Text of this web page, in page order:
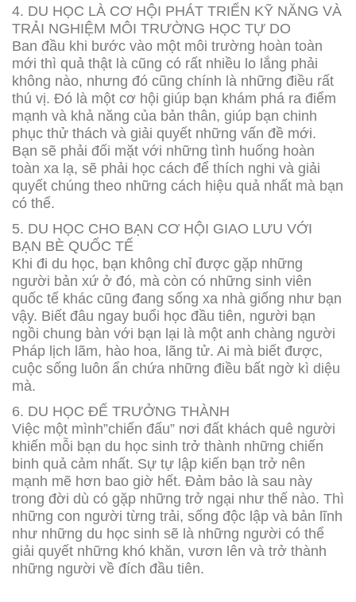
4. DU HỌC LÀ CƠ HỘI PHÁT TRIỂN KỸ NĂNG VÀ
TRẢI NGHIỆM MÔI TRƯỜNG HỌC TỰ DO
Ban đầu khi bước vào một môi trường hoàn toàn
mới thì quả thật là cũng có rất nhiều lo lắng phải
không nào, nhưng đó cũng chính là những điều rất
thú vị. Đó là một cơ hội giúp bạn khám phá ra điểm
mạnh và khả năng của bản thân, giúp bạn chinh
phục thử thách và giải quyết những vấn đề mới.
Bạn sẽ phải đối mặt với những tình huống hoàn
toàn xa lạ, sẽ phải học cách để thích nghi và giải
quyết chúng theo những cách hiệu quả nhất mà bạn
có thể.
5. DU HỌC CHO BẠN CƠ HỘI GIAO LƯU VỚI
BẠN BÈ QUỐC TẾ
Khi đi du học, bạn không chỉ được gặp những
người bản xứ ở đó, mà còn có những sinh viên
quốc tế khác cũng đang sống xa nhà giống như bạn
vậy. Biết đâu ngay buổi học đầu tiên, người bạn
ngồi chung bàn với bạn lại là một anh chàng người
Pháp lịch lãm, hào hoa, lãng tử. Ai mà biết được,
cuộc sống luôn ẩn chứa những điều bất ngờ kì diệu
mà.
6. DU HỌC ĐỂ TRƯỞNG THÀNH
Việc một mình”chiến đấu” nơi đất khách quê người
khiến mỗi bạn du học sinh trở thành những chiến
binh quả cảm nhất. Sự tự lập kiến bạn trở nên
mạnh mẽ hơn bao giờ hết. Đảm bảo là sau này
trong đời dù có gặp những trở ngại như thế nào. Thì
những con người từng trải, sống độc lập và bản lĩnh
như những du học sinh sẽ là những người có thể
giải quyết những khó khăn, vươn lên và trở thành
những người về đích đầu tiên.